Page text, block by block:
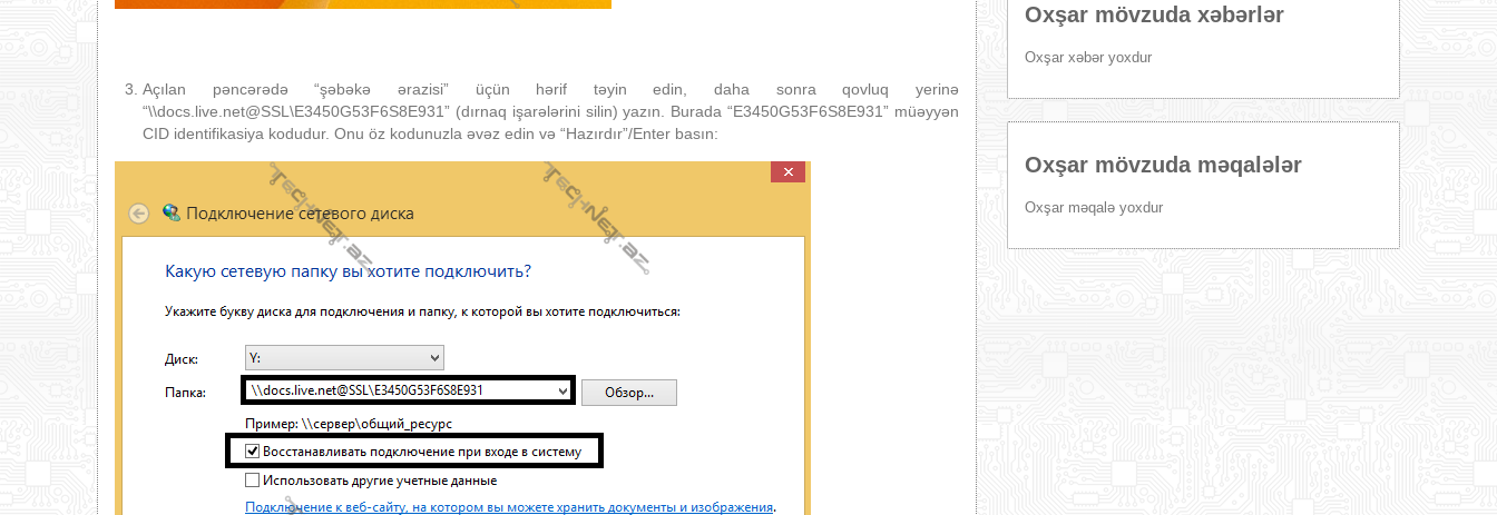
Açılan pəncərədə “şəbəkə ərazisi” üçün hərif təyin edin, daha sonra qovluq yerinə
“\\docs.live.net@SSL\E3450G53F6S8E931” (dırnaq işarələrini silin) yazın. Burada “E3450G53F6S8E931” müəyyən
CID identifikasiya kodudur. Onu öz kodunuzla əvəz edin və “Hazırdır”/Enter basın:
Oxşar mövzuda xəbərlər
Oxşar xəbər yoxdur
Oxşar mövzuda məqalələr
Oxşar məqalə yoxdur